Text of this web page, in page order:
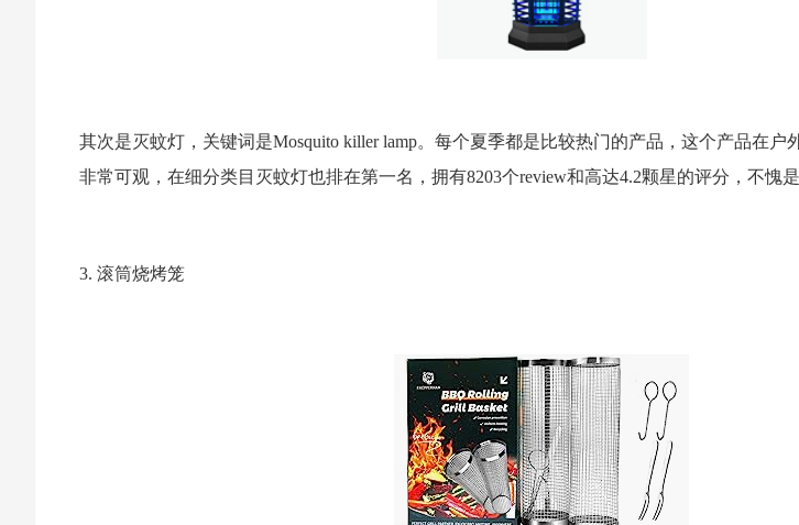
其次是灭蚊灯，关键词是Mosquito killer lamp。每个夏季都是比较热门的产品，这个产品在户
非常可观，在细分类目灭蚊灯也排在第一名，拥有8203个review和高达4.2颗星的评分，不愧是
3. 滚筒烧烤笼